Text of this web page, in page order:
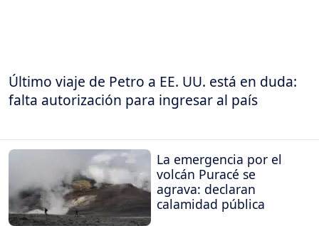
Último viaje de Petro a EE. UU. está en duda:
falta autorización para ingresar al país
La emergencia por el
volcán Puracé se
agrava: declaran
calamidad pública